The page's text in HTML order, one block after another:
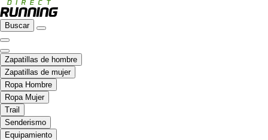
Buscar
Zapatillas de hombre
Zapatillas de mujer
Ropa Hombre
Ropa Mujer
Trail
Senderismo
Equipamiento